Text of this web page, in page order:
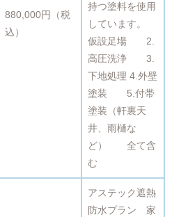
880,000円（税
込）
持つ塗料を使用
しています。
仮設足場 2.
高圧洗浄 3.
下地処理 4.外壁
塗装 5.付帯
塗装（軒裏天
井、雨樋な
ど） 全て含
む
アステック遮熱
防水プラン 家